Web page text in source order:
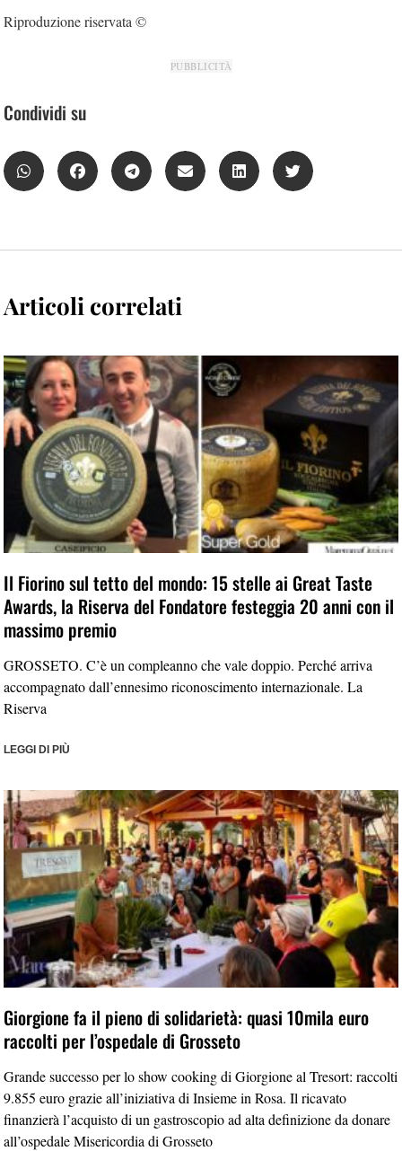
Riproduzione riservata ©
PUBBLICITÀ
Condividi su
Articoli correlati
Il Fiorino sul tetto del mondo: 15 stelle ai Great Taste
Awards, la Riserva del Fondatore festeggia 20 anni con il
massimo premio
GROSSETO. C’è un compleanno che vale doppio. Perché arriva
accompagnato dall’ennesimo riconoscimento internazionale. La
Riserva
LEGGI DI PIÙ
Giorgione fa il pieno di solidarietà: quasi 10mila euro
raccolti per l’ospedale di Grosseto
Grande successo per lo show cooking di Giorgione al Tresort: raccolti
9.855 euro grazie all’iniziativa di Insieme in Rosa. Il ricavato
finanzierà l’acquisto di un gastroscopio ad alta definizione da donare
all’ospedale Misericordia di Grosseto